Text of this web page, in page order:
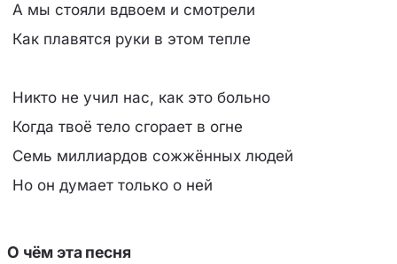
А мы стояли вдвоем и смотрели
Как плавятся руки в этом тепле
Никто не учил нас, как это больно
Когда твоё тело сгорает в огне
Семь миллиардов сожжённых людей
Но он думает только о ней
О чём эта песня